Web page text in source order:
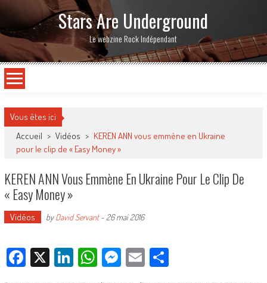
Stars Are Underground
Le webzine Rock Indépendant
Vous êtes ici
Accueil > Vidéos > KEREN ANN vous emmène en Ukraine
pour le clip de « Easy Money »
KEREN ANN Vous Emmène En Ukraine Pour Le Clip De
« Easy Money »
Vidéos byDavid Servant- 26 mai 2016
Facebook
X LinkedIn
WhatsApp
Messenger
EmailPartager